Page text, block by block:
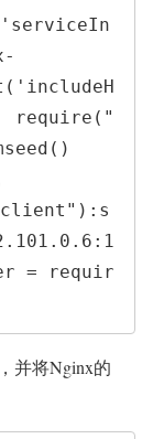
require("
= requir
并将Nginx的